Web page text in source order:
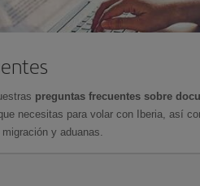
preguntas frecuentes sobre
necesitas para volar con Iberia, así
y aduanas.